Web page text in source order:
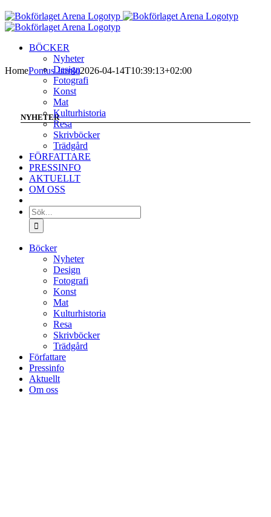
Fortsätt
till
innehållet
BÖCKER
Nyheter
Design
Fotografi
Konst
Mat
Kulturhistoria
Resa
Skrivböcker
Trädgård
FÖRFATTARE
PRESSINFO
AKTUELLT
OM OSS
Sök
efter:
Böcker
Nyheter
Design
Fotografi
Konst
Mat
Kulturhistoria
Resa
Skrivböcker
Trädgård
Författare
Pressinfo
Aktuellt
Om oss
HomePontus Jarnlo2026-04-14T10:39:13+02:00
NYHETER